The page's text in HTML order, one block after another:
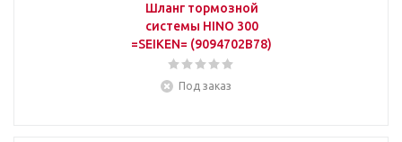
Шланг тормозной
системы HINO 300
=SEIKEN= (9094702B78)
Под заказ